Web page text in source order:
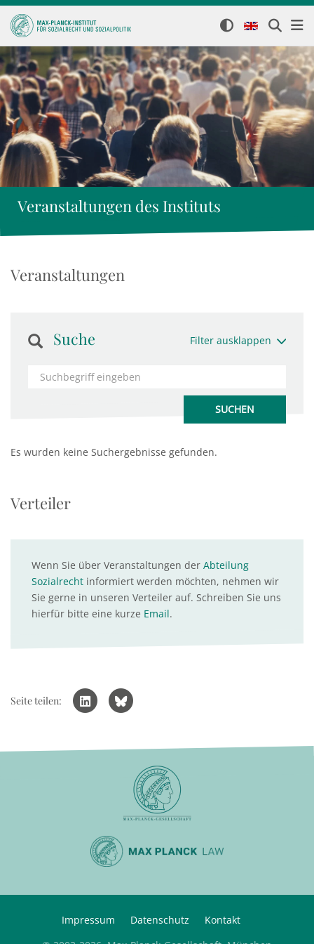
Veranstaltungen des Instituts
Veranstaltungen
Suche Filter ausklappen
Es wurden keine Suchergebnisse gefunden.
Verteiler
Wenn Sie über Veranstaltungen der Abteilung
Sozialrecht informiert werden möchten, nehmen wir
Sie gerne in unseren Verteiler auf. Schreiben Sie uns
hierfür bitte eine kurze Email.
Seite teilen:
Impressum Datenschutz
Kontakt